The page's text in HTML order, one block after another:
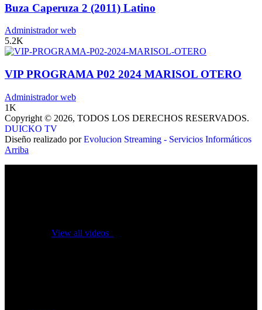
Buza Caperuza 2 (2011) Latino
Administrador web
5.2K
VIP PROGRAMA P02 2024 MARISOL OTERO
Administrador web
1K
Copyright © 2026, TODOS LOS DERECHOS RESERVADOS.
DUICKO TV
Diseño realizado porEvolucion Streaming - Servicios Informáticos
Arriba
View all videos